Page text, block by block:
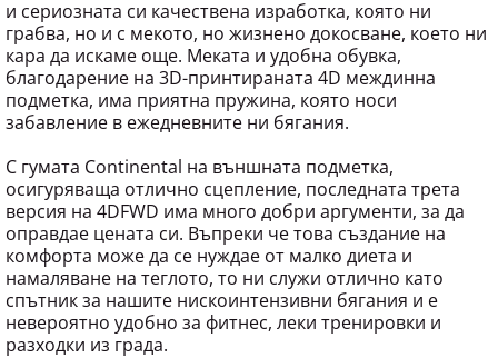
и сериозната си качествена изработка, която ни
грабва, но и с мекото, но жизнено докосване, което ни
кара да искаме още. Меката и удобна обувка,
благодарение на 3D-принтираната 4D междинна
подметка, има приятна пружина, която носи
забавление в ежедневните ни бягания.
С гумата Continental на външната подметка,
осигуряваща отлично сцепление, последната трета
версия на 4DFWD има много добри аргументи, за да
оправдае цената си. Въпреки че това създание на
комфорта може да се нуждае от малко диета и
намаляване на теглото, то ни служи отлично като
спътник за нашите нискоинтензивни бягания и е
невероятно удобно за фитнес, леки тренировки и
разходки из града.